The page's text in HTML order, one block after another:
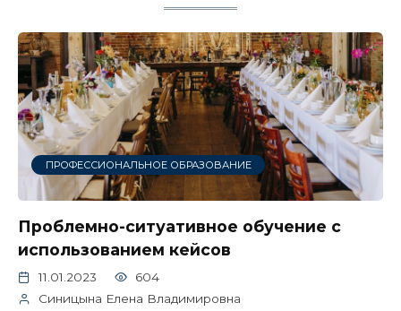
ПРОФЕССИОНАЛЬНОЕ ОБРАЗОВАНИЕ
Проблемно-ситуативное обучение с
использованием кейсов
11.01.2023
604
Синицына Елена Владимировна